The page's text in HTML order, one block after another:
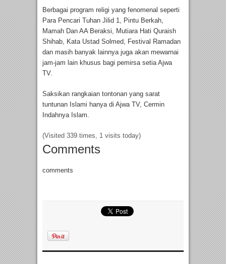
Berbagai program religi yang fenomenal seperti
Para Pencari Tuhan Jilid 1, Pintu Berkah,
Mamah Dan AA Beraksi, Mutiara Hati Quraish
Shihab, Kata Ustad Solmed, Festival Ramadan
dan masih banyak lainnya juga akan mewarnai
jam-jam lain khusus bagi pemirsa setia Ajwa
TV.
Saksikan rangkaian tontonan yang sarat
tuntunan Islami hanya di Ajwa TV, Cermin
Indahnya Islam.
(Visited 339 times, 1 visits today)
Comments
comments